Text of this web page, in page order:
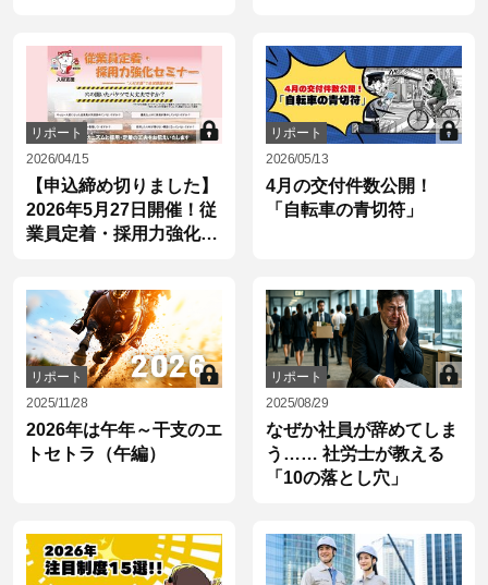
リポート
2026/04/15
【申込締め切りました】
2026年5月27日開催！従
業員定着・採用力強化セ
リポート
2026/05/13
4月の交付件数公開！
「自転車の青切符」
リポート
2025/11/28
2026年は午年～干支のエ
トセトラ（午編）
リポート
2025/08/29
なぜか社員が辞めてしま
う…… 社労士が教える
「10の落とし穴」